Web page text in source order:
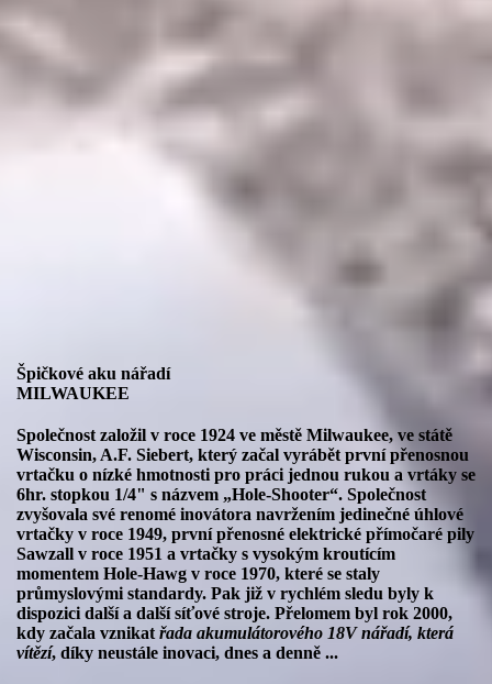
Špičkové aku nářadí
MILWAUKEE
Společnost založil v roce 1924 ve městě Milwaukee, ve státě
Wisconsin, A.F. Siebert, který začal vyrábět první přenosnou
vrtačku o nízké hmotnosti pro práci jednou rukou a vrtáky se
6hr. stopkou 1/4" s názvem „Hole-Shooter“. Společnost
zvyšovala své renomé inovátora navržením jedinečné úhlové
vrtačky v roce 1949, první přenosné elektrické přímočaré pily
Sawzall v roce 1951 a vrtačky s vysokým kroutícím
momentem Hole-Hawg v roce 1970, které se staly
průmyslovými standardy. Pak již v rychlém sledu byly k
dispozici další a další síťové stroje. Přelomem byl rok 2000,
kdy začala vznikat řada akumulátorového 18V nářadí, která
vítězí, díky neustále inovaci, dnes a denně ...